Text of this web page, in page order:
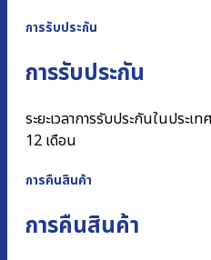
การรับประกัน
การรับประกัน
ระยะเวลาการรับประกันในปร
12 เดือน
การคืนสินค้า
การคืนสินค้า